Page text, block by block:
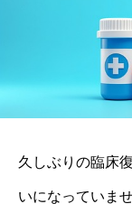
久しぶりの臨床
いになっていま